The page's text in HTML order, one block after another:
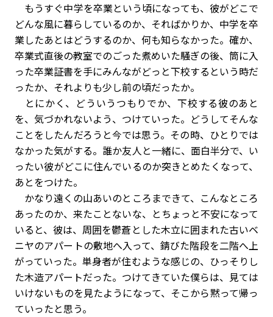
もうすぐ中学を卒業という頃になっても、彼がどこで
どんな風に暮らしているのか、そればかりか、中学を卒
業したあとはどうするのか、何も知らなかった。確か、
卒業式直後の教室でのごった煮めいた騒ぎの後、筒に入
った卒業証書を手にみんながどっと下校するという時だ
ったか、それよりも少し前の頃だったか。
とにかく、どういうつもりでか、下校する彼のあと
を、気づかれないよう、つけていった。どうしてそんな
ことをしたんだろうと今では思う。その時、ひとりでは
なかった気がする。誰か友人と一緒に、面白半分で、い
ったい彼がどこに住んでいるのか突きとめたくなって、
あとをつけた。
かなり遠くの山あいのところまできて、こんなところ
あったのか、来たことないな、とちょっと不安になって
いると、彼は、周囲を鬱蒼とした木立に囲まれた古いベ
ニヤのアパートの敷地へ入って、錆びた階段を二階へ上
がっていった。単身者が住むような感じの、ひっそりし
た木造アパートだった。つけてきていた僕らは、見ては
いけないものを見たようになって、そこから黙って帰っ
ていったと思う。